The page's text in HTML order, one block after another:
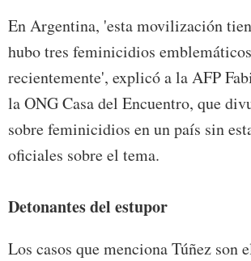
En Argentina, 'esta movilización
hubo tres feminicidios emblemáticos
recientemente', explicó a la AFP
la ONG Casa del Encuentro, que
sobre feminicidios en un país sin
oficiales sobre el tema.
Detonantes del estupor
Los casos que menciona Túñez son